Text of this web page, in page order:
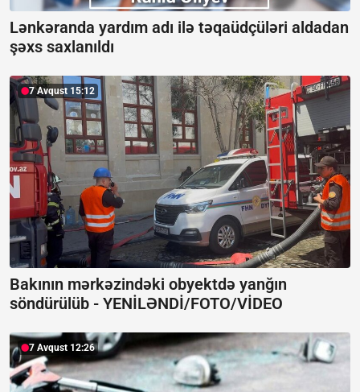
Lənkəranda yardım adı ilə təqaüdçüləri aldadan
şəxs saxlanıldı
7 Avqust 15:12
Bakının mərkəzindəki obyektdə yanğın
söndürülüb - YENİLƏNDİ/FOTO/VİDEO
7 Avqust 12:26